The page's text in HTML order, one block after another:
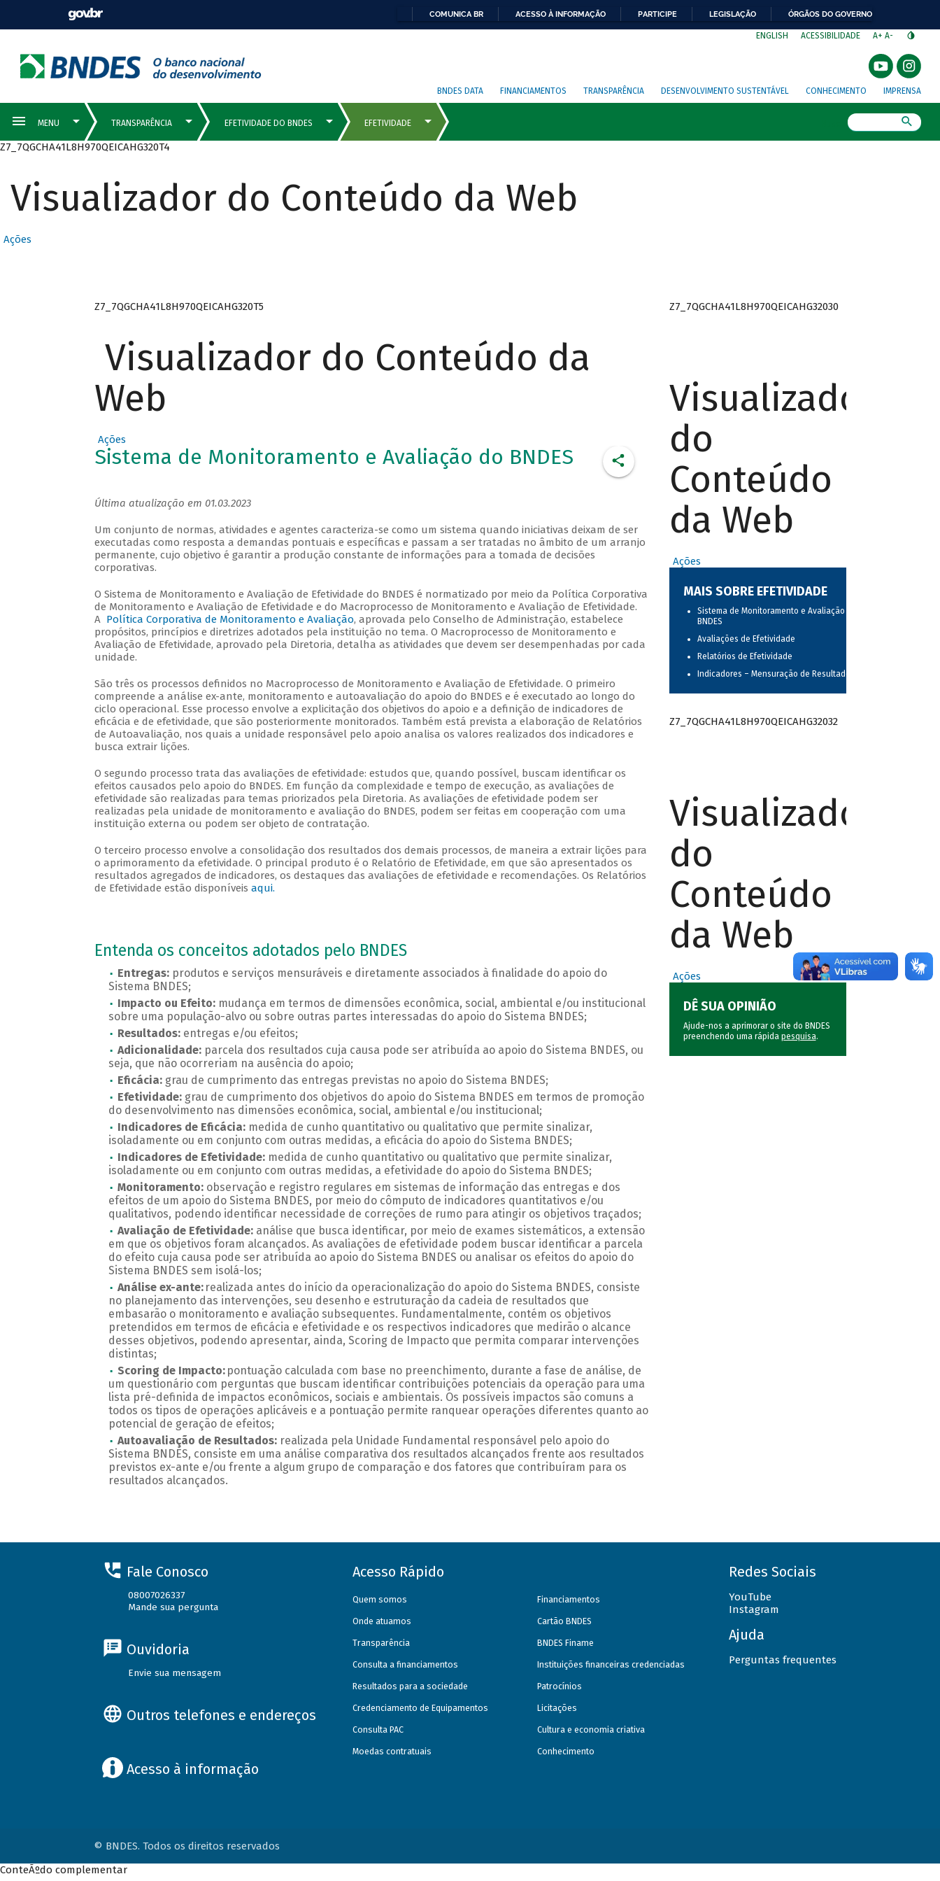
COMUNICA BR ACESSO À INFORMAÇÃO PARTICIPE LEGISLAÇÃO ÓRGÃOS DO GOVERNO
ENGLISH ACESSIBILIDADE A+ A-
BNDES DATA FINANCIAMENTOS TRANSPARÊNCIA DESENVOLVIMENTO SUSTENTÁVEL CONHECIMENTO IMPRENSA
Z7_7QGCHA41L8H970QEICAHG320T4
Visualizador do Conteúdo da Web
Ações
Z7_7QGCHA41L8H970QEICAHG320T5
Visualizador do Conteúdo da
Web
Ações
Sistema de Monitoramento e Avaliação do BNDES
Última atualização em 01.03.2023
Um conjunto de normas, atividades e agentes caracteriza-se como um sistema quando iniciativas deixam de ser
executadas como resposta a demandas pontuais e específicas e passam a ser tratadas no âmbito de um arranjo
permanente, cujo objetivo é garantir a produção constante de informações para a tomada de decisões
corporativas.
O Sistema de Monitoramento e Avaliação de Efetividade do BNDES é normatizado por meio da Política Corporativa
de Monitoramento e Avaliação de Efetividade e do Macroprocesso de Monitoramento e Avaliação de Efetividade.
A Política Corporativa de Monitoramento e Avaliação, aprovada pelo Conselho de Administração, estabelece
propósitos, princípios e diretrizes adotados pela instituição no tema. O Macroprocesso de Monitoramento e
Avaliação de Efetividade, aprovado pela Diretoria, detalha as atividades que devem ser desempenhadas por cada
unidade.
São três os processos definidos no Macroprocesso de Monitoramento e Avaliação de Efetividade. O primeiro
compreende a análise ex-ante, monitoramento e autoavaliação do apoio do BNDES e é executado ao longo do
ciclo operacional. Esse processo envolve a explicitação dos objetivos do apoio e a definição de indicadores de
eficácia e de efetividade, que são posteriormente monitorados. Também está prevista a elaboração de Relatórios
de Autoavaliação, nos quais a unidade responsável pelo apoio analisa os valores realizados dos indicadores e
busca extrair lições.
O segundo processo trata das avaliações de efetividade: estudos que, quando possível, buscam identificar os
efeitos causados pelo apoio do BNDES. Em função da complexidade e tempo de execução, as avaliações de
efetividade são realizadas para temas priorizados pela Diretoria. As avaliações de efetividade podem ser
realizadas pela unidade de monitoramento e avaliação do BNDES, podem ser feitas em cooperação com uma
instituição externa ou podem ser objeto de contratação.
O terceiro processo envolve a consolidação dos resultados dos demais processos, de maneira a extrair lições para
o aprimoramento da efetividade. O principal produto é o Relatório de Efetividade, em que são apresentados os
resultados agregados de indicadores, os destaques das avaliações de efetividade e recomendações. Os Relatórios
de Efetividade estão disponíveis aqui.
Entenda os conceitos adotados pelo BNDES
Entregas:produtos e serviços mensuráveis e diretamente associados à finalidade do apoio do
Sistema BNDES;
Impacto ou Efeito:mudança em termos de dimensões econômica, social, ambiental e/ou institucional
sobre uma população-alvo ou sobre outras partes interessadas do apoio do Sistema BNDES;
Resultados: entregas e/ou efeitos;
Adicionalidade:parcela dos resultados cuja causa pode ser atribuída ao apoio do Sistema BNDES, ou
seja, que não ocorreriam na ausência do apoio;
Eficácia:grau de cumprimento das entregas previstas no apoio do Sistema BNDES;
Efetividade:grau de cumprimento dos objetivos do apoio do Sistema BNDES em termos de promoção
do desenvolvimento nas dimensões econômica, social, ambiental e/ou institucional;
Indicadores de Eficácia: medida de cunho quantitativo ou qualitativo que permite sinalizar,
isoladamente ou em conjunto com outras medidas, a eficácia do apoio do Sistema BNDES;
Indicadores de Efetividade: medida de cunho quantitativo ou qualitativo que permite sinalizar,
isoladamente ou em conjunto com outras medidas, a efetividade do apoio do Sistema BNDES;
Monitoramento: observação e registro regulares em sistemas de informação das entregas e dos
efeitos de um apoio do Sistema BNDES, por meio do cômputo de indicadores quantitativos e/ou
qualitativos, podendo identificar necessidade de correções de rumo para atingir os objetivos traçados;
Avaliação de Efetividade: análise que busca identificar, por meio de exames sistemáticos, a extensão
em que os objetivos foram alcançados. As avaliações de efetividade podem buscar identificar a parcela
do efeito cuja causa pode ser atribuída ao apoio do Sistema BNDES ou analisar os efeitos do apoio do
Sistema BNDES sem isolá-los;
Análise ex-ante: realizada antes do início da operacionalização do apoio do Sistema BNDES, consiste
no planejamento das intervenções, seu desenho e estruturação da cadeia de resultados que
embasarão o monitoramento e avaliação subsequentes. Fundamentalmente, contém os objetivos
pretendidos em termos de eficácia e efetividade e os respectivos indicadores que medirão o alcance
desses objetivos, podendo apresentar, ainda, Scoring de Impacto que permita comparar intervenções
distintas;
Scoring de Impacto: pontuação calculada com base no preenchimento, durante a fase de análise, de
um questionário com perguntas que buscam identificar contribuições potenciais da operação para uma
lista pré-definida de impactos econômicos, sociais e ambientais. Os possíveis impactos são comuns a
todos os tipos de operações aplicáveis e a pontuação permite ranquear operações diferentes quanto ao
potencial de geração de efeitos;
Autoavaliação de Resultados:realizada pela Unidade Fundamental responsável pelo apoio do
Sistema BNDES, consiste em uma análise comparativa dos resultados alcançados frente aos resultados
previstos ex-ante e/ou frente a algum grupo de comparação e dos fatores que contribuíram para os
resultados alcançados.
Z7_7QGCHA41L8H970QEICAHG32030
Visualizador
do
Conteúdo
da Web
Ações
MAIS SOBRE EFETIVIDADE
Sistema de Monitoramento e Avaliação do
BNDES
Avaliações de Efetividade
Relatórios de Efetividade
Indicadores – Mensuração de Resultados
Z7_7QGCHA41L8H970QEICAHG32032
Visualizador
do
Conteúdo
da Web
Ações
DÊ SUA OPINIÃO
Ajude-nos a aprimorar o site do BNDES
preenchendo uma rápida pesquisa.
Fale Conosco
08007026337
Mande sua pergunta
Ouvidoria
Envie sua mensagem
Outros telefones e endereços
Acesso à informação
Acesso Rápido
Quem somos
Onde atuamos
Transparência
Consulta a financiamentos
Resultados para a sociedade
Credenciamento de Equipamentos
Consulta PAC
Moedas contratuais
Financiamentos
Cartão BNDES
BNDES Finame
Instituições financeiras credenciadas
Patrocínios
Licitações
Cultura e economia criativa
Conhecimento
Redes Sociais
YouTube
Instagram
Ajuda
Perguntas frequentes
© BNDES. Todos os direitos reservados
ConteÃºdo complementar